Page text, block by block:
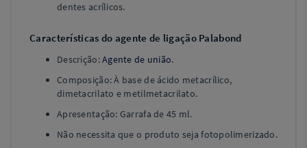
dentes acrílicos.
Características do agente de ligação Palabond
Descrição:Agente de união.
Composição: À base de ácido metacrílico,
dimetacrilato e metilmetacrilato.
Apresentação: Garrafa de 45 ml.
Não necessita que o produto seja fotopolimerizado.